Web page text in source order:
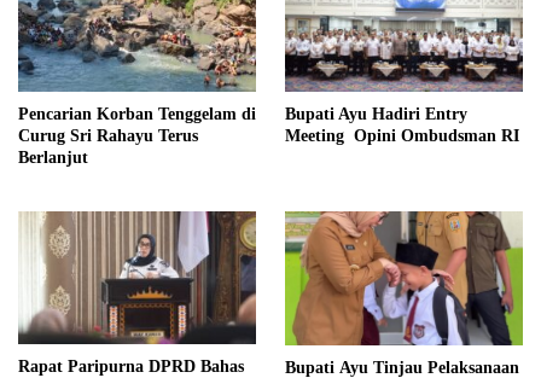
Pencarian Korban Tenggelam di
Curug Sri Rahayu Terus
Berlanjut
Bupati Ayu Hadiri Entry
Meeting Opini Ombudsman RI
Rapat Paripurna DPRD Bahas
Bupati Ayu Tinjau Pelaksanaan